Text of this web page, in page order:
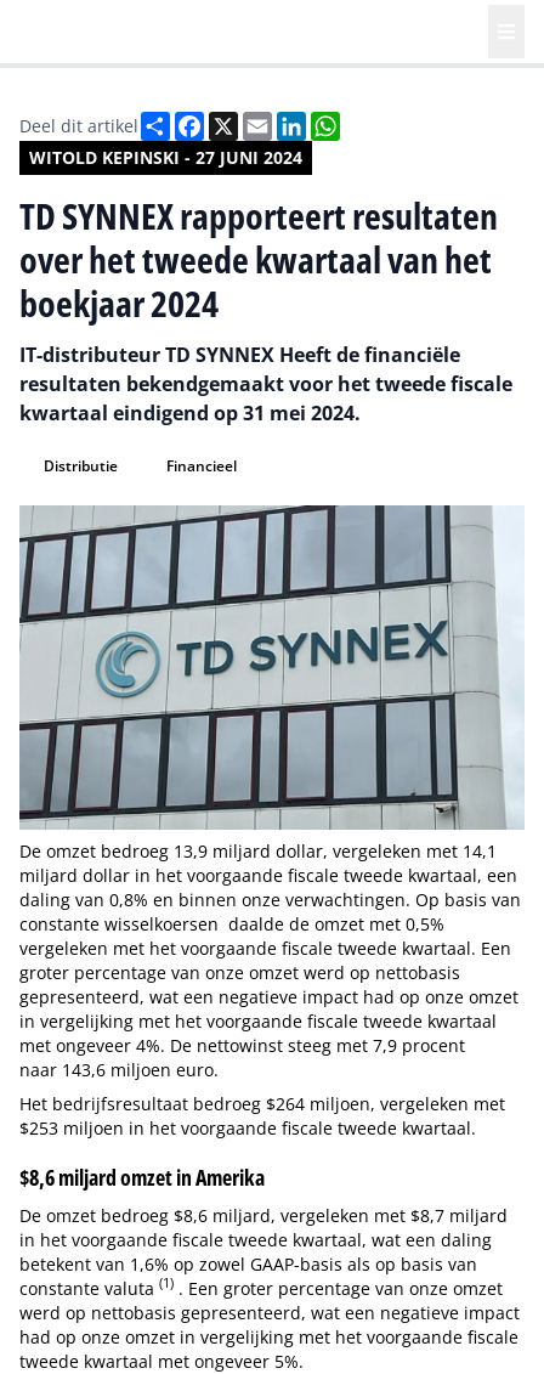
WITOLD KEPINSKI - 27 JUNI 2024
Deel dit artikel DeelFacebook
X EmailLinkedIn
TD SYNNEX rapporteert resultaten
over het tweede kwartaal van het
boekjaar 2024
IT-distributeur TD SYNNEX Heeft de financiële
resultaten bekendgemaakt voor het tweede fiscale
kwartaal eindigend op 31 mei 2024.
Distributie Financieel
De omzet bedroeg 13,9 miljard dollar, vergeleken met 14,1
miljard dollar in het voorgaande fiscale tweede kwartaal, een
daling van 0,8% en binnen onze verwachtingen. Op basis van
constante wisselkoersen daalde de omzet met 0,5%
vergeleken met het voorgaande fiscale tweede kwartaal. Een
groter percentage van onze omzet werd op nettobasis
gepresenteerd, wat een negatieve impact had op onze omzet
in vergelijking met het voorgaande fiscale tweede kwartaal
met ongeveer 4%. De nettowinst steeg met 7,9 procent
naar 143,6 miljoen euro.
Het bedrijfsresultaat bedroeg $264 miljoen, vergeleken met
$253 miljoen in het voorgaande fiscale tweede kwartaal.
$8,6 miljard omzet in Amerika
De omzet bedroeg $8,6 miljard, vergeleken met $8,7 miljard
in het voorgaande fiscale tweede kwartaal, wat een daling
betekent van 1,6% op zowel GAAP-basis als op basis van
constante valuta (1) . Een groter percentage van onze omzet
werd op nettobasis gepresenteerd, wat een negatieve impact
had op onze omzet in vergelijking met het voorgaande fiscale
tweede kwartaal met ongeveer 5%.